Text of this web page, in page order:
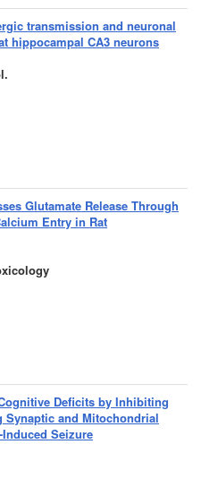
transmission and neuronal
hippocampal CA3 neurons
Glutamate Release Through
Entry in Rat
Deficits by Inhibiting
Synaptic and Mitochondrial
Seizure